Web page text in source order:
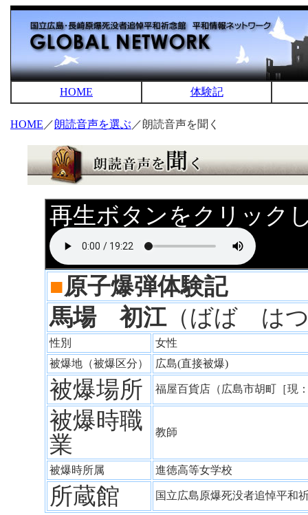
HOME 体験記
HOME ／朗読音声を選ぶ ／朗読音声を聞く
再生ボタンをクリック
■原子爆弾体験記
馬場 初江（ばば は
性別
女性
被爆地（被爆区分）
広島(直接被爆)
被爆場所 福屋百貨店（広島市胡町［
被爆時職
業
教師
被爆時所属 進徳高等女学校
所蔵館 国立広島原爆死没者追悼平